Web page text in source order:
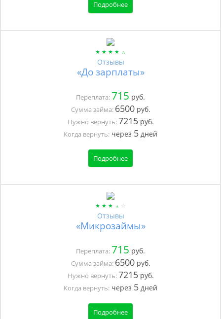
Подробнее
Отзывы
«До зарплаты»
Переплата: 715 руб.
Сумма займа: 6500руб.
Нужно вернуть:7215руб.
Когда вернуть: через 5 дней
Подробнее
Отзывы
«Микрозаймы»
Переплата: 715 руб.
Сумма займа: 6500руб.
Нужно вернуть:7215руб.
Когда вернуть: через 5 дней
Подробнее